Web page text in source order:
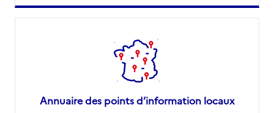
Annuaire des points d’information locaux